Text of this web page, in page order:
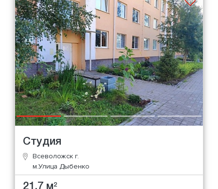
Студия
Всеволожск г.
м.Улица Дыбенко
21.7 м2